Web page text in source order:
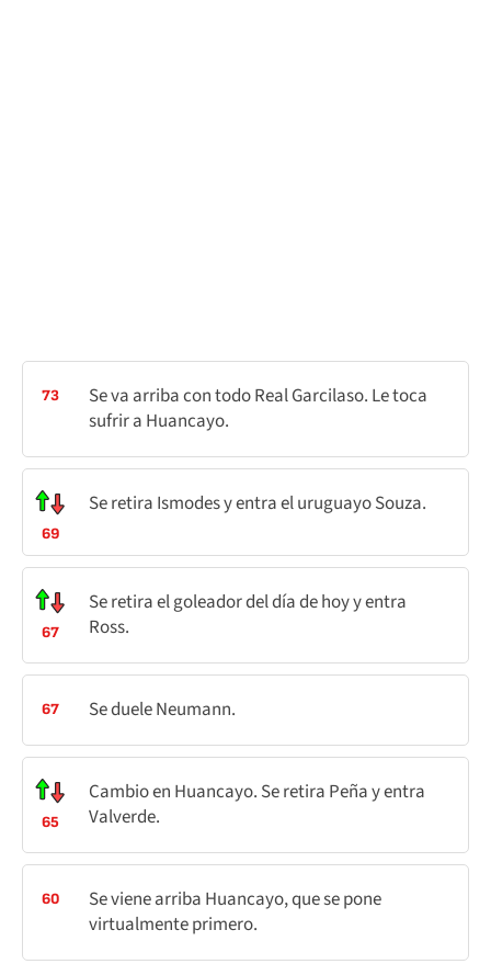
73
Se va arriba con todo Real Garcilaso. Le toca
sufrir a Huancayo.
69
Se retira Ismodes y entra el uruguayo Souza.
67
Se retira el goleador del día de hoy y entra
Ross.
67 Se duele Neumann.
65
Cambio en Huancayo. Se retira Peña y entra
Valverde.
60
Se viene arriba Huancayo, que se pone
virtualmente primero.